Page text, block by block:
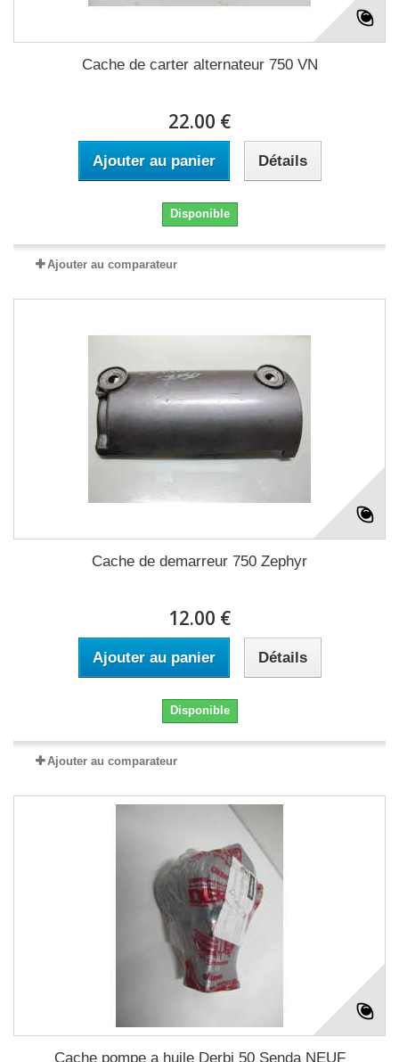
Cache de carter alternateur 750 VN
22.00 €
Ajouter au panier Détails
Disponible
Ajouter au comparateur
Cache de demarreur 750 Zephyr
12.00 €
Ajouter au panier Détails
Disponible
Ajouter au comparateur
Cache pompe a huile Derbi 50 Senda NEUF